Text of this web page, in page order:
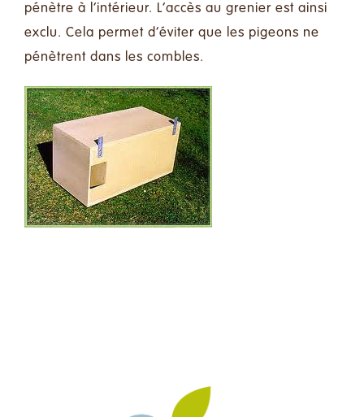
pénètre à l’intérieur. L’accès au grenier est ainsi
exclu. Cela permet d’éviter que les pigeons ne
pénètrent dans les combles.